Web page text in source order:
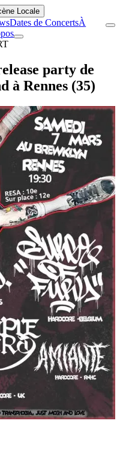
Locale
Dates de ConcertsÀ
party de
Rennes (35)